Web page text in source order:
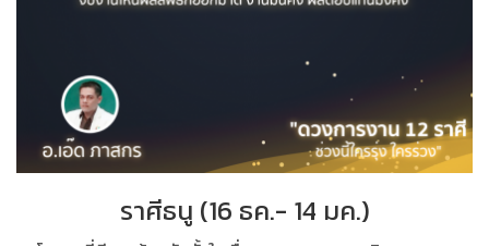
ราศีธนู (16 ธค.- 14 มค.)